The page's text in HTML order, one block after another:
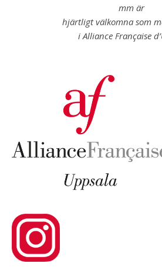
mm är
hjärtligt välkomna som
i Alliance Française